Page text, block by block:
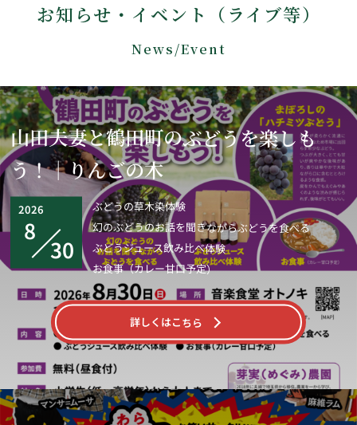
お知らせ・イベント（ライブ等）
News/Event
山田夫妻と鶴田町のぶどうを楽しも
う！｜りんごの木
2026
8
30
ぶどうの草木染体験
幻のぶどうのお話を聞きながらぶどうを食べる
ぶどうジュース飲み比べ体験
お食事（カレー甘口予定）
詳しくはこちら